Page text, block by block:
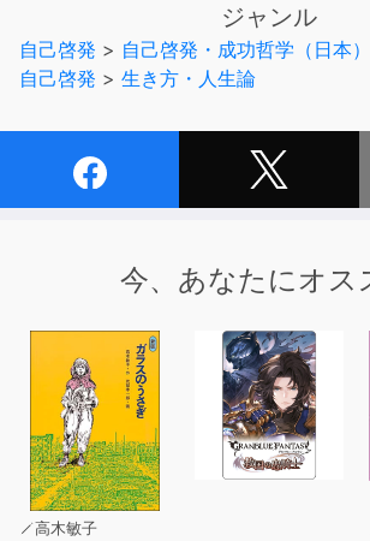
自分を生かして、本気で幸せで豊かに暮
ての方へ贈る、
本田健氏のメッセージと様々な生き方へ
好きなことをお金に変える「成功する仕
あなたという個性を世の中に活かして幸
「幸せになりたいけれど、その方法が
「今やっている仕事は、本当に自分がや
い」
「好きなことを仕事にして独立してみ
か行動に移せない」
ジャンル
自己啓発 > 自己啓発・成功哲学（日本）
自己啓発 > 生き方・人生論
今、あなたにオス
高木敏子